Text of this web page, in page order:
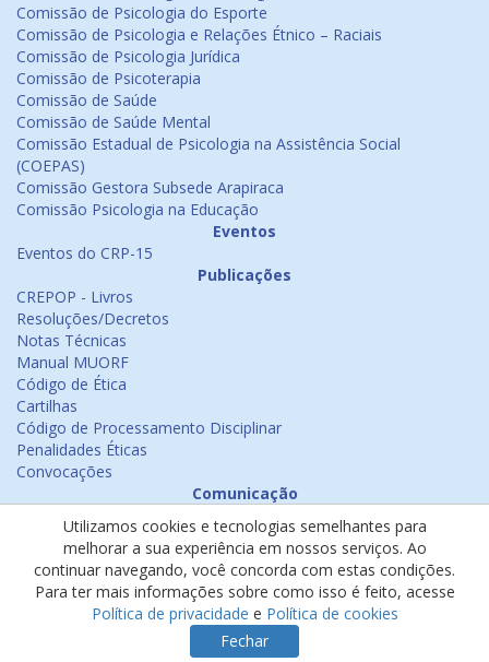
Comissão de Psicologia do Esporte
Comissão de Psicologia e Relações Étnico – Raciais
Comissão de Psicologia Jurídica
Comissão de Psicoterapia
Comissão de Saúde
Comissão de Saúde Mental
Comissão Estadual de Psicologia na Assistência Social
(COEPAS)
Comissão Gestora Subsede Arapiraca
Comissão Psicologia na Educação
Eventos
Eventos do CRP-15
Publicações
CREPOP - Livros
Resoluções/Decretos
Notas Técnicas
Manual MUORF
Código de Ética
Cartilhas
Código de Processamento Disciplinar
Penalidades Éticas
Convocações
Comunicação
Emissão de Certificados
Psicologia na Mídia
Ouvidoria
Política de cookies
Política de privacidade
Utilizamos cookies e tecnologias semelhantes para
melhorar a sua experiência em nossos serviços. Ao
continuar navegando, você concorda com estas condições.
Para ter mais informações sobre como isso é feito, acesse
Política de privacidade e Política de cookies
Fechar